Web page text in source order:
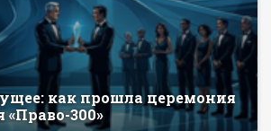
как прошла церемония
300»